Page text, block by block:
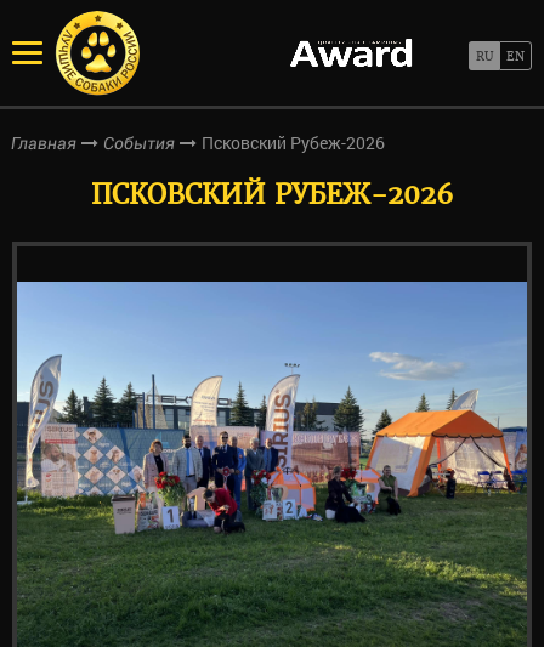
Главная События Псковский Рубеж-2026
ПСКОВСКИЙ РУБЕЖ-2026